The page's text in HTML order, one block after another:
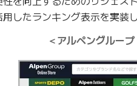
したランキング表示を実装
＜アルペングルー